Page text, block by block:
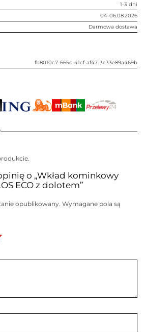
1-3 dni
04-06.08.2026
Darmowa dostawa
fb8010c7-665c-41cf-af47-3c33e89a469b
o „Wkład kominkowy
ECO z dolotem”
opublikowany. Wymagane pola są